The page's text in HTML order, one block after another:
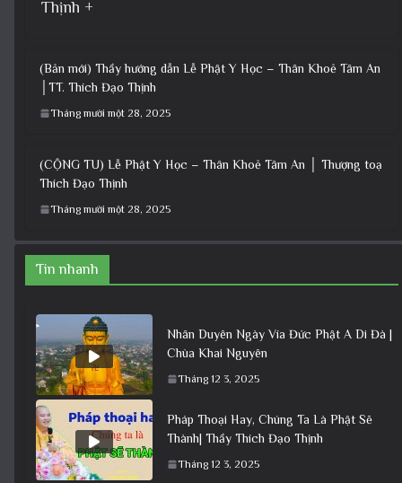
Thịnh +
(Bản mới) Thầy hướng dẫn Lễ Phật Y Học – Thân Khoẻ Tâm An
│TT. Thích Đạo Thịnh
Tháng mười một 28, 2025
(CỘNG TU) Lễ Phật Y Học – Thân Khoẻ Tâm An │ Thượng toạ
Thích Đạo Thịnh
Tháng mười một 28, 2025
Tin nhanh
Nhân Duyên Ngày Vía Đức Phật A Di Đà |
Chùa Khai Nguyên
Tháng 12 3, 2025
Pháp Thoại Hay, Chúng Ta Là Phật Sẽ
Thành| Thầy Thích Đạo Thịnh
Tháng 12 3, 2025